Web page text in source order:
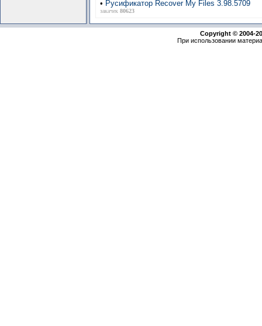
• Русификатор Recover My Files 3.98.5709
закачек 80623
Copyright © 2004-
При использовании